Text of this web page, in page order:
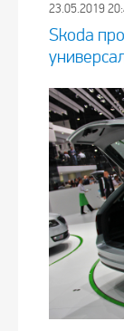
23.05.2019
Skoda